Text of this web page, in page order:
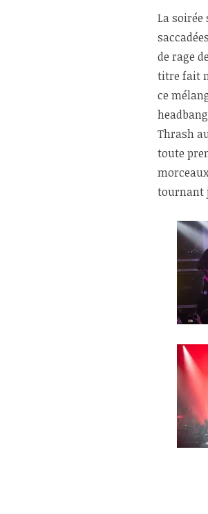
La soirée
de rage de
titre fait
ce
Thrash
toute
tournant